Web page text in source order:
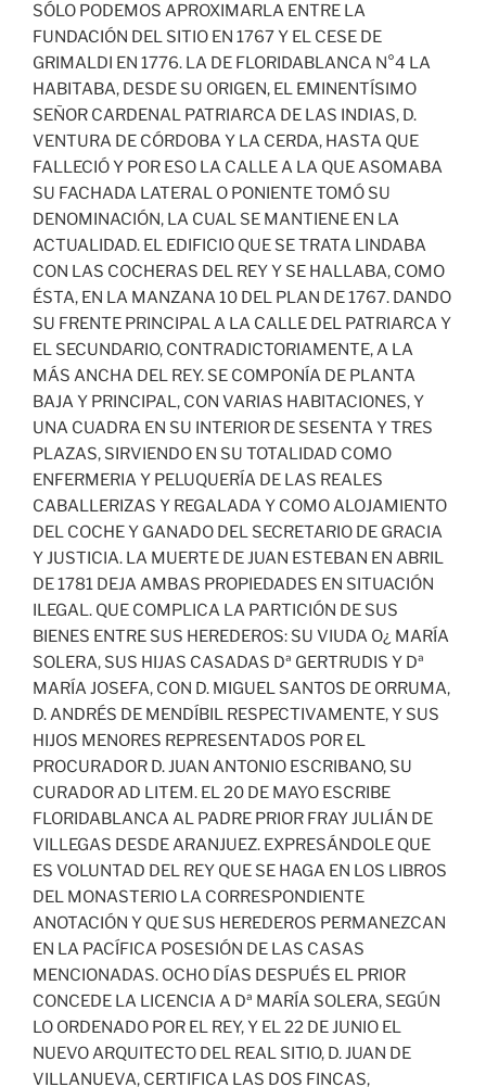
SÓLO PODEMOS APROXIMARLA ENTRE LA
FUNDACIÓN DEL SITIO EN 1767 Y EL CESE DE
GRIMALDI EN 1776. LA DE FLORIDABLANCA N°4 LA
HABITABA, DESDE SU ORIGEN, EL EMINENTÍSIMO
SEÑOR CARDENAL PATRIARCA DE LAS INDIAS, D.
VENTURA DE CÓRDOBA Y LA CERDA, HASTA QUE
FALLECIÓ Y POR ESO LA CALLE A LA QUE ASOMABA
SU FACHADA LATERAL O PONIENTE TOMÓ SU
DENOMINACIÓN, LA CUAL SE MANTIENE EN LA
ACTUALIDAD. EL EDIFICIO QUE SE TRATA LINDABA
CON LAS COCHERAS DEL REY Y SE HALLABA, COMO
ÉSTA, EN LA MANZANA 10 DEL PLAN DE 1767. DANDO
SU FRENTE PRINCIPAL A LA CALLE DEL PATRIARCA Y
EL SECUNDARIO, CONTRADICTORIAMENTE, A LA
MÁS ANCHA DEL REY. SE COMPONÍA DE PLANTA
BAJA Y PRINCIPAL, CON VARIAS HABITACIONES, Y
UNA CUADRA EN SU INTERIOR DE SESENTA Y TRES
PLAZAS, SIRVIENDO EN SU TOTALIDAD COMO
ENFERMERIA Y PELUQUERÍA DE LAS REALES
CABALLERIZAS Y REGALADA Y COMO ALOJAMIENTO
DEL COCHE Y GANADO DEL SECRETARIO DE GRACIA
Y JUSTICIA. LA MUERTE DE JUAN ESTEBAN EN ABRIL
DE 1781 DEJA AMBAS PROPIEDADES EN SITUACIÓN
ILEGAL. QUE COMPLICA LA PARTICIÓN DE SUS
BIENES ENTRE SUS HEREDEROS: SU VIUDA O¿ MARÍA
SOLERA, SUS HIJAS CASADAS Dª GERTRUDIS Y Dª
MARÍA JOSEFA, CON D. MIGUEL SANTOS DE ORRUMA,
D. ANDRÉS DE MENDÍBIL RESPECTIVAMENTE, Y SUS
HIJOS MENORES REPRESENTADOS POR EL
PROCURADOR D. JUAN ANTONIO ESCRIBANO, SU
CURADOR AD LITEM. EL 20 DE MAYO ESCRIBE
FLORIDABLANCA AL PADRE PRIOR FRAY JULIÁN DE
VILLEGAS DESDE ARANJUEZ. EXPRESÁNDOLE QUE
ES VOLUNTAD DEL REY QUE SE HAGA EN LOS LIBROS
DEL MONASTERIO LA CORRESPONDIENTE
ANOTACIÓN Y QUE SUS HEREDEROS PERMANEZCAN
EN LA PACÍFICA POSESIÓN DE LAS CASAS
MENCIONADAS. OCHO DÍAS DESPUÉS EL PRIOR
CONCEDE LA LICENCIA A Dª MARÍA SOLERA, SEGÚN
LO ORDENADO POR EL REY, Y EL 22 DE JUNIO EL
NUEVO ARQUITECTO DEL REAL SITIO, D. JUAN DE
VILLANUEVA, CERTIFICA LAS DOS FINCAS,